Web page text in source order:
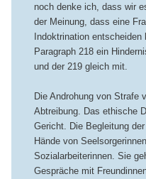
noch denke ich, dass wir
der Meinung, dass eine
Indoktrination
Paragraph 218 ein
und der 219 gleich mit.
Die Androhung von Strafe
Abtreibung. Das ethische
Gericht. Die Begleitung
Hände von
Sozialarbeiterinnen. Sie
Gespräche mit